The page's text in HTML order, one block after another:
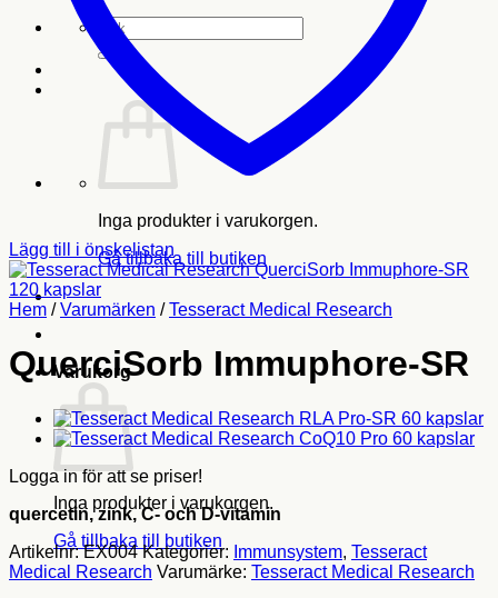
Sök
efter:
Inga produkter i varukorgen.
Gå tillbaka till butiken
Varukorg
Inga produkter i varukorgen.
Gå tillbaka till butiken
Lägg till i önskelistan
Hem / Varumärken / Tesseract Medical Research
QuerciSorb Immuphore-SR
Logga in för att se priser!
quercetin, zink, C- och D-vitamin
Artikelnr:EX004 Kategorier: Immunsystem, Tesseract
Medical Research Varumärke: Tesseract Medical Research